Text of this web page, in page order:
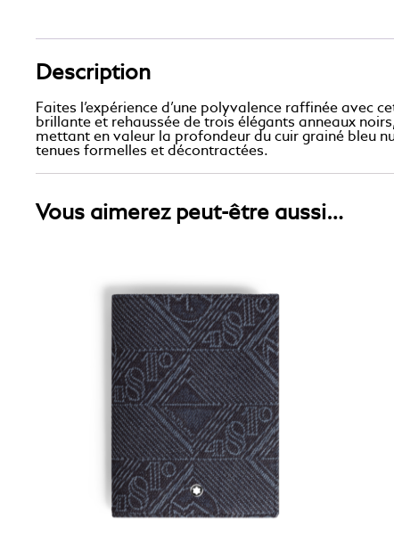
Description
Faites l’expérience d’une polyvalence raffinée avec
brillante et rehaussée de trois élégants anneaux
mettant en valeur la profondeur du cuir grainé bleu
tenues formelles et décontractées.
Vous aimerez peut-être aussi…